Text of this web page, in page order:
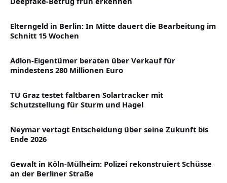
Elterngeld in Berlin: In Mitte dauert die Bearbeitung im
Schnitt 15 Wochen
Adlon-Eigentümer beraten über Verkauf für
mindestens 280 Millionen Euro
TU Graz testet faltbaren Solartracker mit
Schutzstellung für Sturm und Hagel
Neymar vertagt Entscheidung über seine Zukunft bis
Ende 2026
Gewalt in Köln-Mülheim: Polizei rekonstruiert Schüsse
an der Berliner Straße